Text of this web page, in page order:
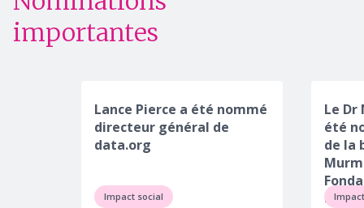
importantes
Lance Pierce a été nommé
directeur général de
data.org
Impact social
Le Dr
été
de la